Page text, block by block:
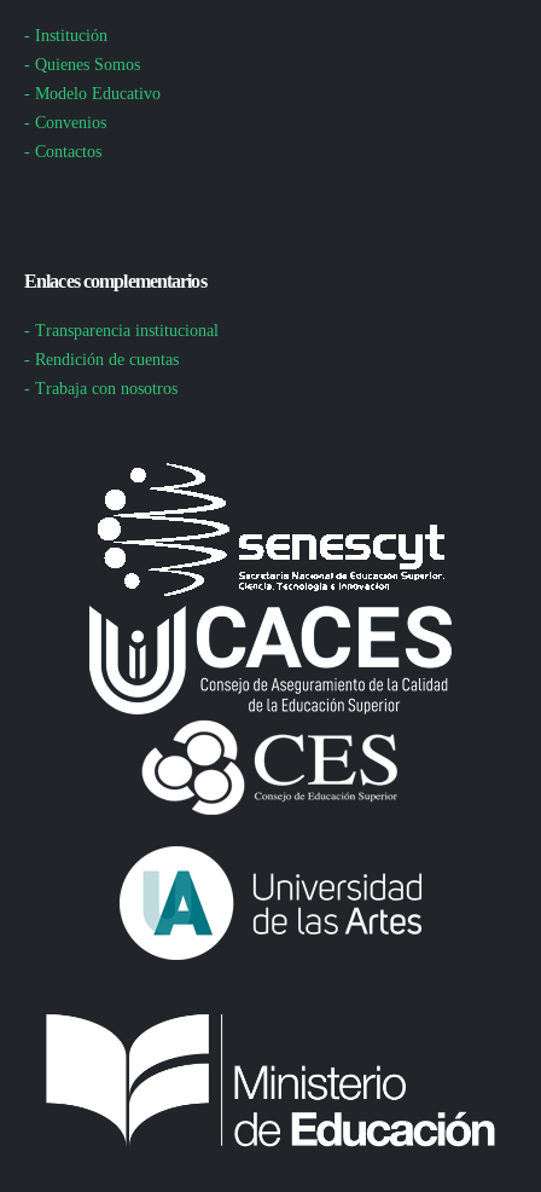
- Institución
- Quienes Somos
- Modelo Educativo
- Convenios
- Contactos
Enlaces complementarios
- Transparencia institucional
- Rendición de cuentas
- Trabaja con nosotros